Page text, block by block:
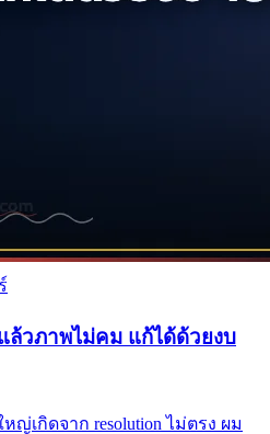
ล้วภาพไม่คม แก้ได้ด้วยงบ
ญ่เกิดจาก resolution ไม่ตรง ผม